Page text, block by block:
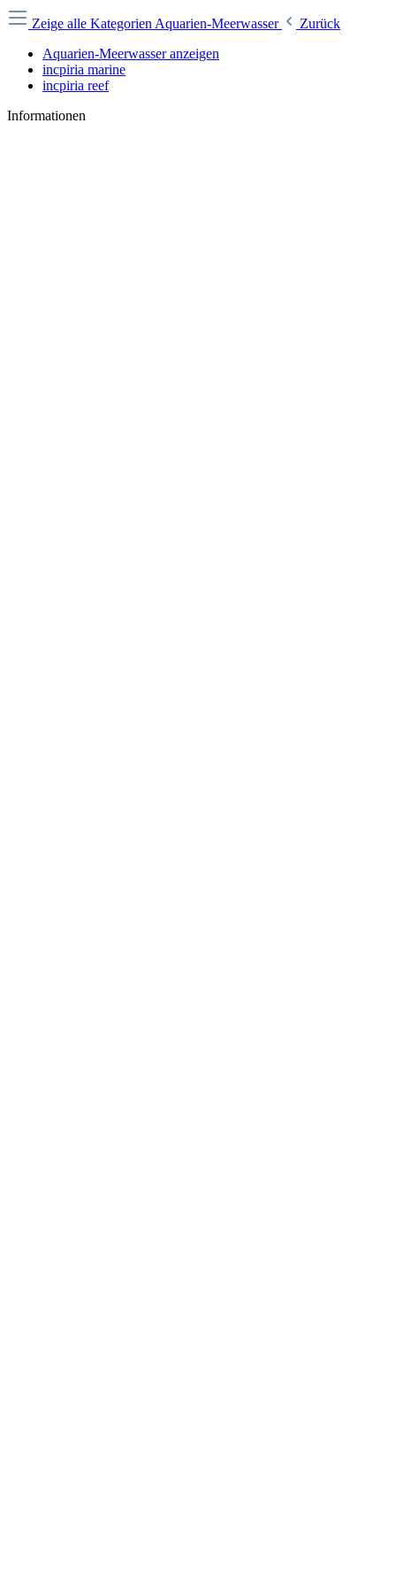
Zeige alle Kategorien Aquarien-Meerwasser
Zurück
Aquarien-Meerwasser anzeigen
incpiria marine
incpiria reef
Informationen